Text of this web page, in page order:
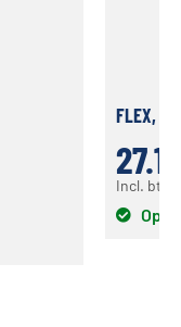
FLEX,
Incl. btw:
Op